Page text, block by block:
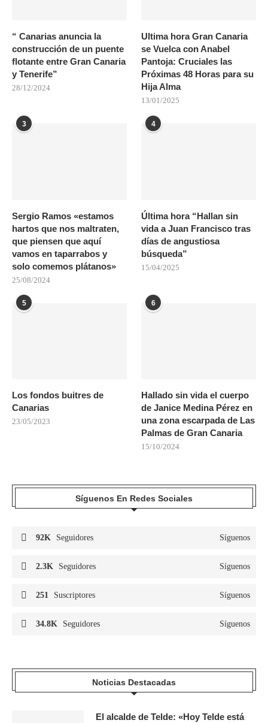
“ Canarias anuncia la
construcción de un puente
flotante entre Gran Canaria
y Tenerife”
28/12/2024
Ultima hora Gran Canaria
se Vuelca con Anabel
Pantoja: Cruciales las
Próximas 48 Horas para su
Hija Alma
13/01/2025
3
Sergio Ramos «estamos
hartos que nos maltraten,
que piensen que aquí
vamos en taparrabos y
solo comemos plátanos»
25/08/2024
4
Última hora “Hallan sin
vida a Juan Francisco tras
días de angustiosa
búsqueda”
15/04/2025
5
Los fondos buitres de
Canarias
23/05/2023
6
Hallado sin vida el cuerpo
de Janice Medina Pérez en
una zona escarpada de Las
Palmas de Gran Canaria
15/10/2024
Síguenos En Redes Sociales
92K Seguidores Síguenos
2.3K Seguidores Síguenos
251 Suscriptores Síguenos
34.8K Seguidores Síguenos
Noticias Destacadas
El alcalde de Telde: «Hoy Telde está